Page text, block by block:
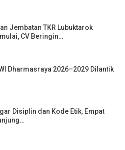
Jembatan TKR Lubuktarok
CV Beringin…
Dharmasraya 2026–2029 Dilantik
Disiplin dan Kode Etik, Empat